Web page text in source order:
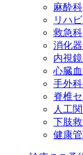
麻酔科
リハ
救急科
消化
内視
心臓
手外
脊椎
人工
下肢
健康